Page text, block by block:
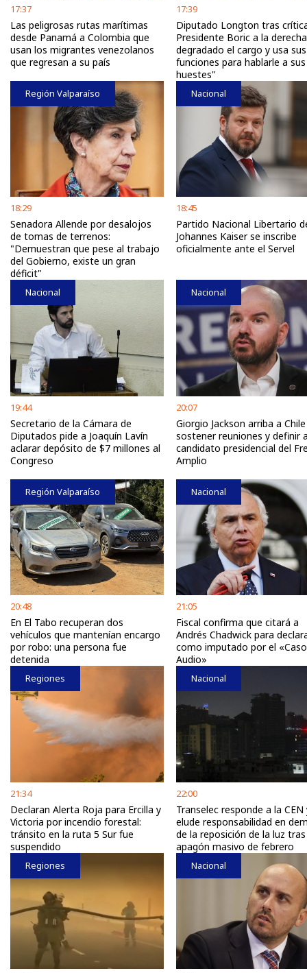
17:37
Las peligrosas rutas marítimas
desde Panamá a Colombia que
usan los migrantes venezolanos
que regresan a su país
17:39
Diputado Longton tras
Presidente Boric a la
degradado el cargo y usa sus
funciones para hablarle a sus
huestes"
Región Valparaíso
18:29
Senadora Allende por desalojos
de tomas de terrenos:
"Demuestran que pese al trabajo
del Gobierno, existe un gran
déficit"
Nacional
18:45
Partido Nacional Libertario
Johannes Kaiser se inscribe
oficialmente ante el Servel
Nacional
19:44
Secretario de la Cámara de
Diputados pide a Joaquín Lavín
aclarar depósito de $7 millones al
Congreso
Nacional
20:07
Giorgio Jackson arriba a
sostener reuniones y definir
candidato presidencial del
Amplio
Región Valparaíso
20:48
En El Tabo recuperan dos
vehículos que mantenían encargo
por robo: una persona fue
detenida
Nacional
21:05
Fiscal confirma que citará a
Andrés Chadwick para
como imputado por el «Caso
Audio»
Regiones
21:34
Declaran Alerta Roja para Ercilla y
Victoria por incendio forestal:
tránsito en la ruta 5 Sur fue
suspendido
Nacional
22:00
Transelec responde a la CEN
elude responsabilidad en
de la reposición de la luz tras
apagón masivo de febrero
Regiones Nacional